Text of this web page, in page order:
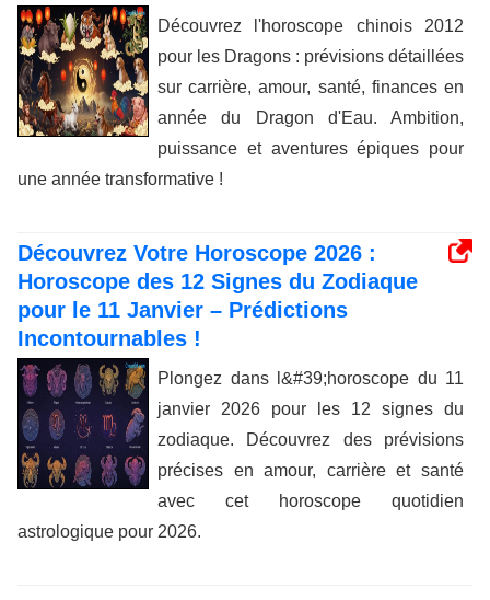
Découvrez l'horoscope chinois 2012
pour les Dragons : prévisions détaillées
sur carrière, amour, santé, finances en
année du Dragon d'Eau. Ambition,
puissance et aventures épiques pour
une année transformative !
Découvrez Votre Horoscope 2026 :
Horoscope des 12 Signes du Zodiaque
pour le 11 Janvier – Prédictions
Incontournables !
Plongez dans l&#39;horoscope du 11
janvier 2026 pour les 12 signes du
zodiaque. Découvrez des prévisions
précises en amour, carrière et santé
avec cet horoscope quotidien
astrologique pour 2026.